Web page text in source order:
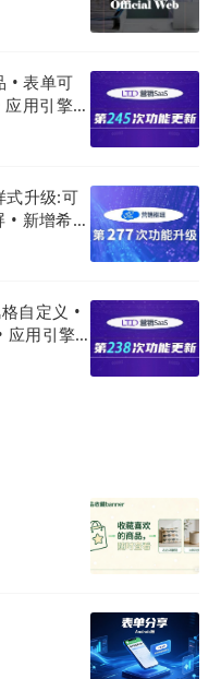
示会员登录入口。
，可以通过开启配
机号/邮箱，以及购
心 - 设置
相同的配置，可以通过
登录入口在PC端和
• 表单可
用引擎可
升级:可
• 新增希腊
自定义 •
应用引擎